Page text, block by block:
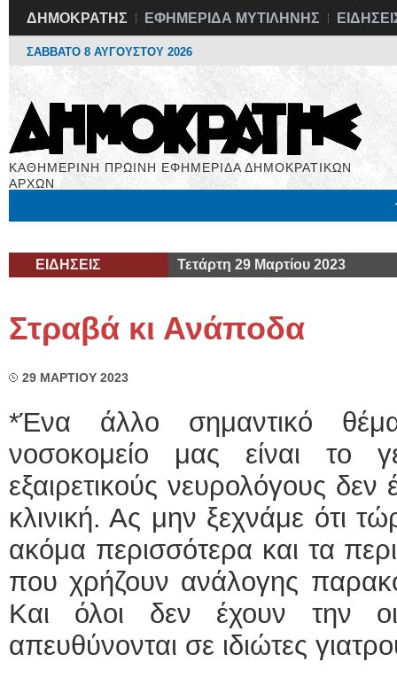
ΔΗΜΟΚΡΑΤΗΣ ΕΦΗΜΕΡΙΔΑ ΜΥΤΙΛΗΝΗΣ
ΣΑΒΒΑΤΟ 8 ΑΥΓΟΥΣΤΟΥ 2026
ΚΑΘΗΜΕΡΙΝΗ ΠΡΩΙΝΗ ΕΦΗΜΕΡΙΔΑ ΔΗΜΟΚΡΑΤΙΚΩΝ
ΑΡΧΩΝ
ΕΙΔΗΣΕΙΣ Τετάρτη 29 Μαρτίου 2023
Στραβά κι Ανάποδα
29 ΜΑΡΤΙΟΥ 2023
*Ένα άλλο σημαντικό
νοσοκομείο μας είναι το
εξαιρετικούς νευρολόγους δεν
κλινική. Ας μην ξεχνάμε ότι
ακόμα περισσότερα και τα
που χρήζουν ανάλογης
Και όλοι δεν έχουν την
απευθύνονται σε ιδιώτες